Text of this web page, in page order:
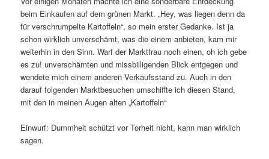
beim Einkaufen auf dem grünen Markt. „Hey, was liegen denn da
für verschrumpelte Kartoffeln“, so mein erster Gedanke. Ist ja
schon wirklich unverschämt, was die einem anbieten, kam mir
weiterhin in den Sinn. Warf der Marktfrau noch einen, oh ich gebe
es zu! unverschämten und missbilligenden Blick entgegen und
wendete mich einem anderen Verkaufsstand zu. Auch in den
darauf folgenden Marktbesuchen umschiffte ich diesen Stand,
mit den in meinen Augen alten „Kartoffeln“
Einwurf: Dummheit schützt vor Torheit nicht, kann man wirklich
sagen.